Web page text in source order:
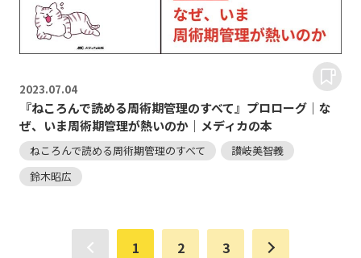
2023.07.04
『ねころんで読める周術期管理のすべて』プロローグ｜な
ぜ、いま周術期管理が熱いのか｜メディカの本
ねころんで読める周術期管理のすべて
讃岐美智義
鈴木昭広
1 2 3